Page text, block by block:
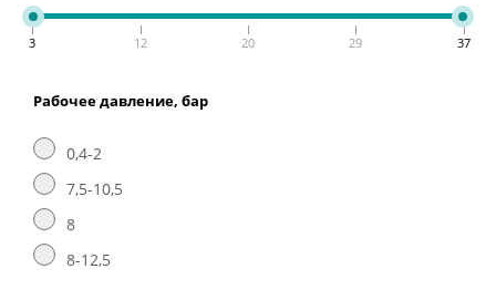
3 12 20 29 37
Рабочее давление, бар
0,4-2
7,5-10,5
8
8-12,5